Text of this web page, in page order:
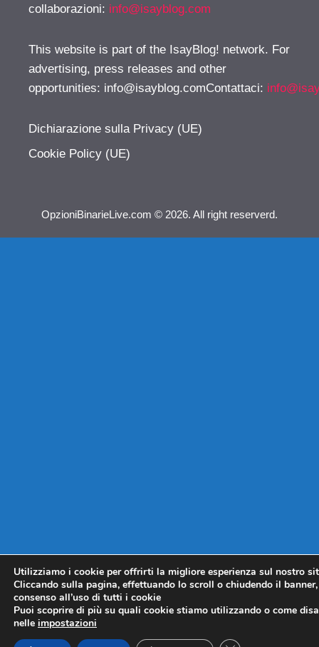
collaborazioni: info@isayblog.com
This website is part of the IsayBlog! network. For
advertising, press releases and other
opportunities: info@isayblog.comContattaci:
Dichiarazione sulla Privacy (UE)
Cookie Policy (UE)
OpzioniBinarieLive.com © 2026. All right reserverd.
Utilizziamo i cookie per offrirti la migliore esperienza sul nostro
Cliccando sulla pagina, effettuando lo scroll o chiudendo il
consenso all’uso di tutti i cookie
Puoi scoprire di più su quali cookie stiamo utilizzando o come
nelle impostazioni